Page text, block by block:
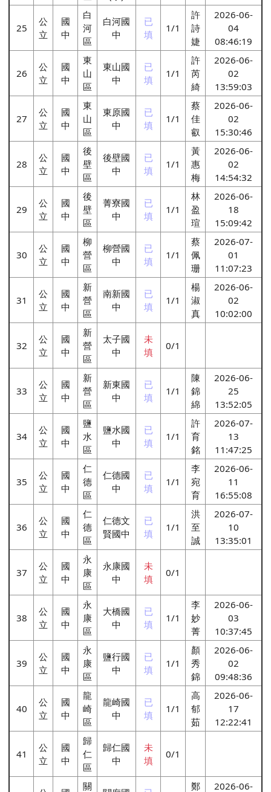
25
公
立
國
中
白
河
區
白河國
中
已
填
1/1
許
詩
婕
2026-06-
04
08:46:19
26
公
立
國
中
東
山
區
東山國
中
已
填
1/1
許
芮
綺
2026-06-
02
13:59:03
27
公
立
國
中
東
山
區
東原國
中
已
填
1/1
蔡
佳
叡
2026-06-
02
15:30:46
28
公
立
國
中
後
壁
區
後壁國
中
已
填
1/1
黃
惠
梅
2026-06-
02
14:54:32
29
公
立
國
中
後
壁
區
菁寮國
中
已
填
1/1
林
盈
瑄
2026-06-
18
15:09:42
30
公
立
國
中
柳
營
區
柳營國
中
已
填
1/1
蔡
佩
珊
2026-07-
01
11:07:23
31
公
立
國
中
新
營
區
南新國
中
已
填
1/1
楊
淑
真
2026-06-
02
10:02:00
32
公
立
國
中
新
營
區
太子國
中
未
填
0/1
33
公
立
國
中
新
營
區
新東國
中
已
填
1/1
陳
錦
綿
2026-06-
25
13:52:05
34
公
立
國
中
鹽
水
區
鹽水國
中
已
填
1/1
許
育
銘
2026-07-
13
11:47:25
35
公
立
國
中
仁
德
區
仁德國
中
已
填
1/1
李
宛
育
2026-06-
11
16:55:08
36
公
立
國
中
仁
德
區
仁德文
賢國中
已
填
1/1
洪
至
誠
2026-07-
10
13:35:01
37
公
立
國
中
永
康
區
永康國
中
未
填
0/1
38
公
立
國
中
永
康
區
大橋國
中
已
填
1/1
李
妙
菁
2026-06-
03
10:37:45
39
公
立
國
中
永
康
區
鹽行國
中
已
填
1/1
顏
秀
錦
2026-06-
02
09:48:36
40
公
立
國
中
龍
崎
區
龍崎國
中
已
填
1/1
高
郁
茹
2026-06-
17
12:22:41
41
公
立
國
中
歸
仁
區
歸仁國
中
未
填
0/1
關 鄭 2026-06-